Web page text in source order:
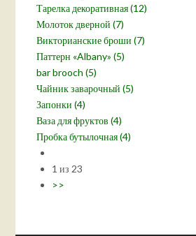
Тарелка декоративная (12)
Молоток дверной (7)
Викторианские броши (7)
Паттерн «Albany» (5)
bar brooch (5)
Чайник заварочный (5)
Запонки (4)
Ваза для фруктов (4)
Пробка бутылочная (4)
1 из 23
>>